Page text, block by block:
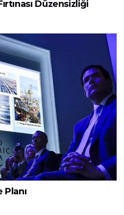
Düzensizliği
Planı